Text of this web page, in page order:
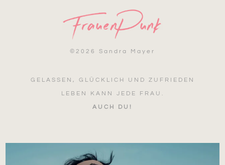
© 2026 Sandra Mayer
GELASSEN, GLÜCKLICH UND ZUFRIEDEN
LEBEN KANN JEDE FRAU.
AUCH DU!